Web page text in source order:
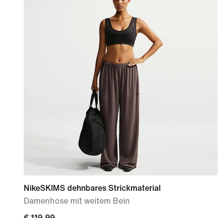
NikeSKIMS dehnbares Strickmaterial
Damenhose mit weitem Bein